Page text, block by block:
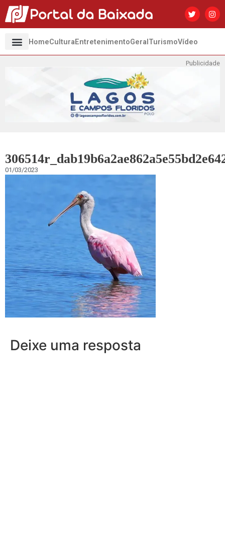
HomeCultura EntretenimentoGeral TurismoVídeo
Publicidade
01/03/2023
Deixe uma resposta